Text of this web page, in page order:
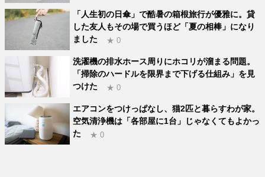
「人生初の日傘」で酷暑の箱根旅行が優雅に。貸
した友人もその場で買うほど「夏の相棒」になり
ました
★ 0
洗濯機の排水ホース周りにホコリが溜まる問題。
「掃除のハードルを限界まで下げる仕組み」を見
つけた
★ 0
エアコンをつけっぱなし、猫2匹と暮らすわが家。
空気清浄機は「各部屋に1台」じゃなくてもよかっ
た
★ 0